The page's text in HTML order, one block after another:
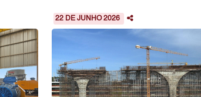
22 DE JUNHO 2026